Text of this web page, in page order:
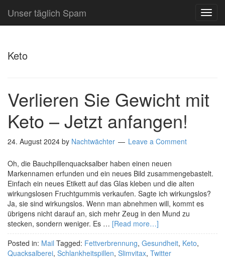
Unser täglich Spam
Keto
Verlieren Sie Gewicht mit
Keto – Jetzt anfangen!
24. August 2024 by Nachtwächter Leave a Comment
Oh, die Bauchpillenquacksalber haben einen neuen
Markennamen erfunden und ein neues Bild zusammengebastelt.
Einfach ein neues Etikett auf das Glas kleben und die alten
wirkungslosen Fruchtgummis verkaufen. Sagte ich wirkungslos?
Ja, sie sind wirkungslos. Wenn man abnehmen will, kommt es
übrigens nicht darauf an, sich mehr Zeug in den Mund zu
stecken, sondern weniger. Es … [Read more…]
Posted in: Mail Tagged: Fettverbrennung, Gesundheit, Keto,
Quacksalberei, Schlankheitspillen, Slimvitax, Twitter